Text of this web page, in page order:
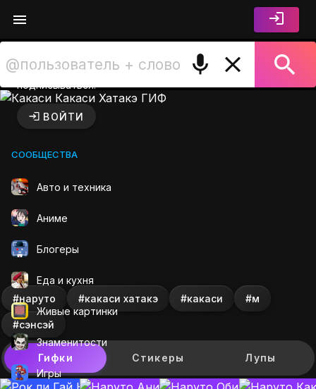
комментировать и
подписываться.
ВОЙТИ
СООБЩЕСТВА
Авто и техника
Аниме
Блогеры
Еда и кухня
Живые картинки
Знаменитости
Игры
Какаси Какаси Хатакэ ГИФ
#наруто #какаси хатакэ #какаси #м
#сэнсэй
Гифки Стикеры Лупы